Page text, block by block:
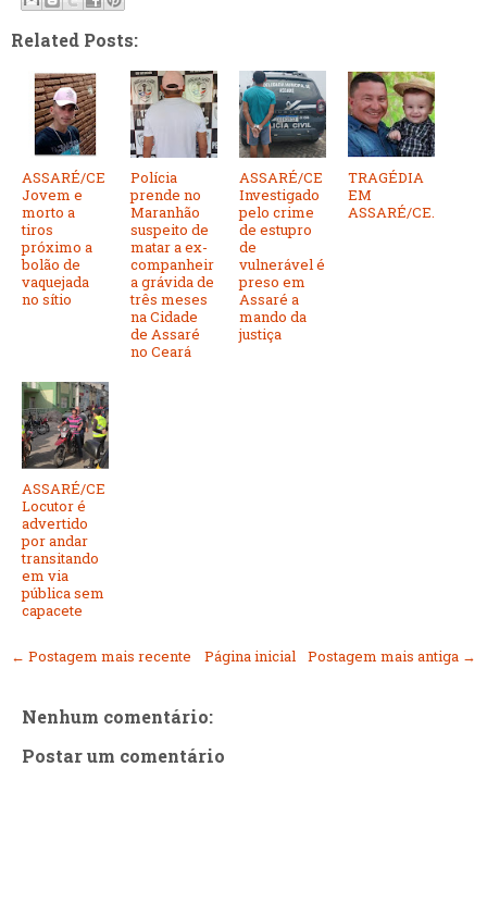
Related Posts:
ASSARÉ/CE
Jovem e
morto a
tiros
próximo a
bolão de
vaquejada
no sítio
Polícia
prende no
Maranhão
suspeito de
matar a ex-
companheir
a grávida de
três meses
na Cidade
de Assaré
no Ceará
ASSARÉ/CE
Investigado
pelo crime
de estupro
de
vulnerável é
preso em
Assaré a
mando da
justiça
TRAGÉDIA
EM
ASSARÉ/CE.
ASSARÉ/CE
Locutor é
advertido
por andar
transitando
em via
pública sem
capacete
← Postagem mais recente Postagem mais antiga →
Página inicial
Nenhum comentário:
Postar um comentário